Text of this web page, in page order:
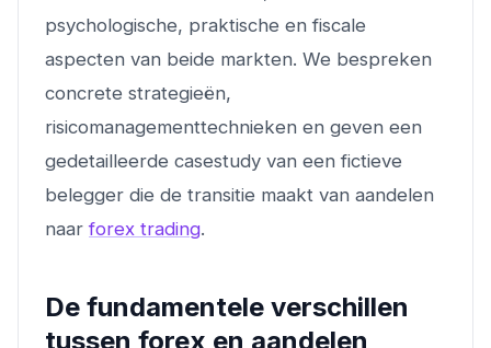
psychologische, praktische en fiscale
aspecten van beide markten. We bespreken
concrete strategieën,
risicomanagementtechnieken en geven een
gedetailleerde casestudy van een fictieve
belegger die de transitie maakt van aandelen
naarforex trading.
De fundamentele verschillen
tussen forex en aandelen